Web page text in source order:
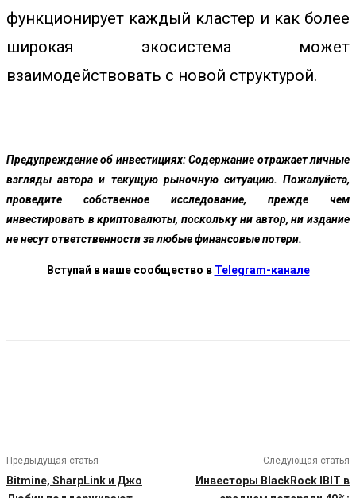
функционирует каждый кластер и как более
широкая экосистема может
взаимодействовать с новой структурой.
Предупреждение об инвестициях:Содержание отражает личные
взгляды автора и текущую рыночную ситуацию. Пожалуйста,
проведите собственное исследование, прежде чем
инвестировать в криптовалюты, поскольку ни автор, ни издание
не несут ответственности за любые финансовые потери.
Вступай в наше сообщество в Telegram-канале
Предыдущая статья
Bitmine, SharpLink и Джо
Следующая статья
Инвесторы BlackRock IBIT в